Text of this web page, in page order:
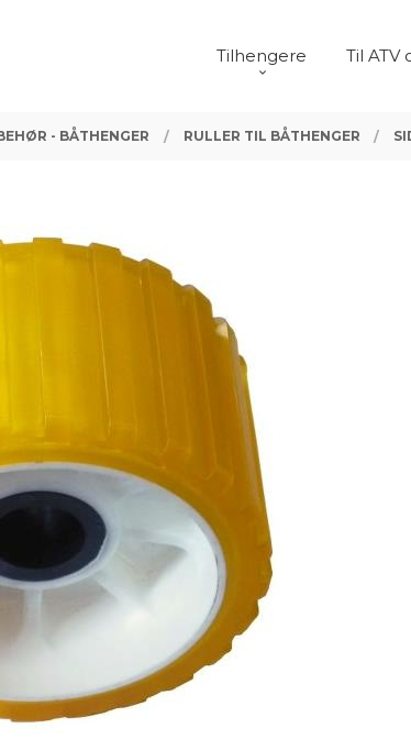
Tilhengere Til ATV
- BÅTHENGER RULLER TIL BÅTHENGER